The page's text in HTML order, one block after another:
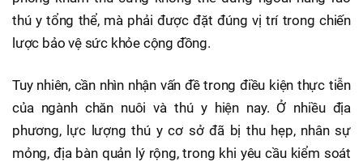
thú y tổng thể, mà phải được đặt đúng vị trí trong chiến
lược bảo vệ sức khỏe cộng đồng.
Tuy nhiên, cần nhìn nhận vấn đề trong điều kiện thực tiễn
của ngành chăn nuôi và thú y hiện nay. Ở nhiều địa
phương, lực lượng thú y cơ sở đã bị thu hẹp, nhân sự
mỏng, địa bàn quản lý rộng, trong khi yêu cầu kiểm soát